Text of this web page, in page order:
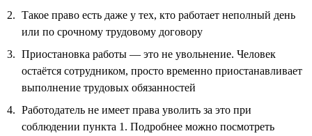
Такое право есть даже у тех, кто работает неполный день
или по срочному трудовому договору
Приостановка работы — это не увольнение. Человек
остаётся сотрудником, просто временно приостанавливает
выполнение трудовых обязанностей
Работодатель не имеет права уволить за это при
соблюдении пункта 1. Подробнее можно посмотреть